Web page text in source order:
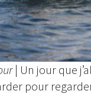
| Un jour que
pour